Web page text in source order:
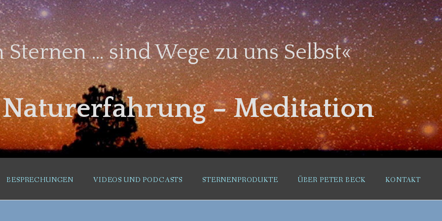
Sternen … sind Wege zu uns Selbst«
– Meditation
BESPRECHUNGEN VIDEOS UND PODCASTS STERNENPRODUKTE ÜBER PETER BECK KONTAKT